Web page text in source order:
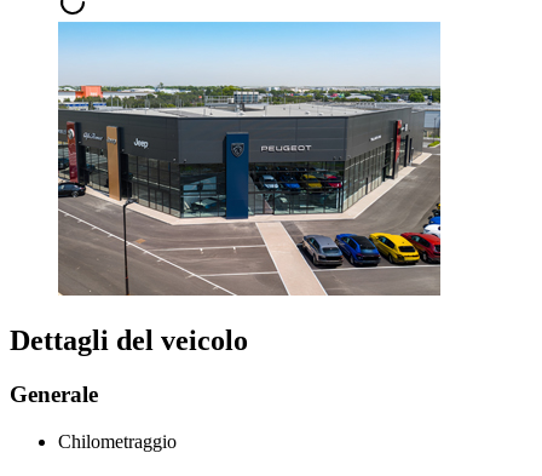
Dettagli del veicolo
Generale
Chilometraggio